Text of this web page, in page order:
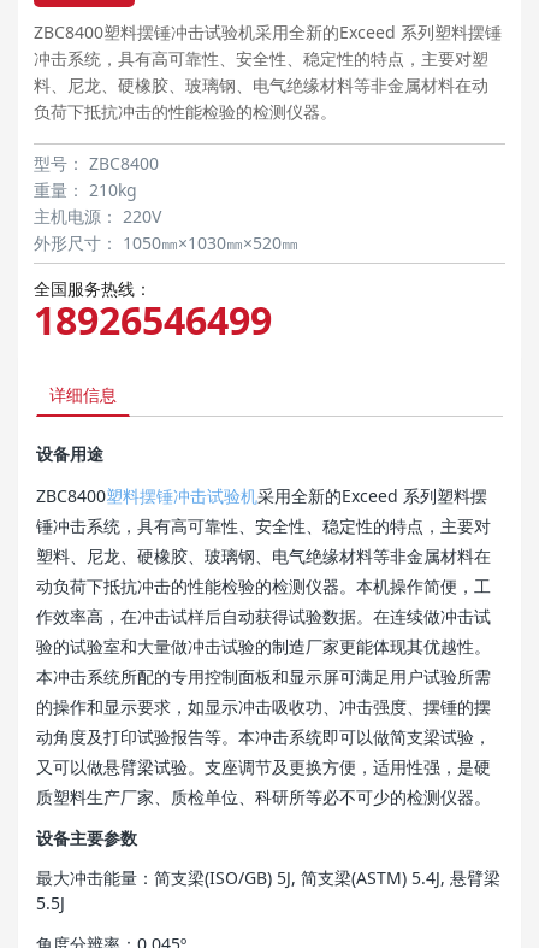
ZBC8400塑料摆锤冲击试验机采用全新的Exceed 系列塑料摆锤
冲击系统，具有高可靠性、安全性、稳定性的特点，主要对塑
料、尼龙、硬橡胶、玻璃钢、电气绝缘材料等非金属材料在动
负荷下抵抗冲击的性能检验的检测仪器。
型号： ZBC8400
重量： 210kg
主机电源： 220V
外形尺寸： 1050㎜×1030㎜×520㎜
全国服务热线：
18926546499
详细信息
设备用途
ZBC8400塑料摆锤冲击试验机采用全新的Exceed 系列塑料摆
锤冲击系统，具有高可靠性、安全性、稳定性的特点，主要对
塑料、尼龙、硬橡胶、玻璃钢、电气绝缘材料等非金属材料在
动负荷下抵抗冲击的性能检验的检测仪器。本机操作简便，工
作效率高，在冲击试样后自动获得试验数据。在连续做冲击试
验的试验室和大量做冲击试验的制造厂家更能体现其优越性。
本冲击系统所配的专用控制面板和显示屏可满足用户试验所需
的操作和显示要求，如显示冲击吸收功、冲击强度、摆锤的摆
动角度及打印试验报告等。本冲击系统即可以做简支梁试验，
又可以做悬臂梁试验。支座调节及更换方便，适用性强，是硬
质塑料生产厂家、质检单位、科研所等必不可少的检测仪器。
设备主要参数
最大冲击能量：简支梁(ISO/GB) 5J, 简支梁(ASTM) 5.4J, 悬臂梁
5.5J